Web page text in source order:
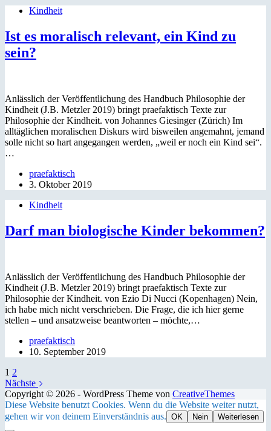
Kindheit
Ist es moralisch relevant, ein Kind zu
sein?
Anlässlich der Veröffentlichung des Handbuch Philosophie der
Kindheit (J.B. Metzler 2019) bringt praefaktisch Texte zur
Philosophie der Kindheit. von Johannes Giesinger (Zürich) Im
alltäglichen moralischen Diskurs wird bisweilen angemahnt, jemand
solle nicht so hart angegangen werden, „weil er noch ein Kind sei“.
…
praefaktisch
3. Oktober 2019
Kindheit
Darf man biologische Kinder bekommen?
Anlässlich der Veröffentlichung des Handbuch Philosophie der
Kindheit (J.B. Metzler 2019) bringt praefaktisch Texte zur
Philosophie der Kindheit. von Ezio Di Nucci (Kopenhagen) Nein,
ich habe mich nicht verschrieben. Die Frage, die ich hier gerne
stellen – und ansatzweise beantworten – möchte,…
praefaktisch
10. September 2019
1 2
Nächste
Copyright © 2026 - WordPress Theme von CreativeThemes
Diese Website benutzt Cookies. Wenn du die Website weiter nutzt,
gehen wir von deinem Einverständnis aus. OK Nein Weiterlesen